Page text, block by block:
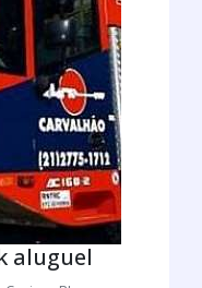
aluguel